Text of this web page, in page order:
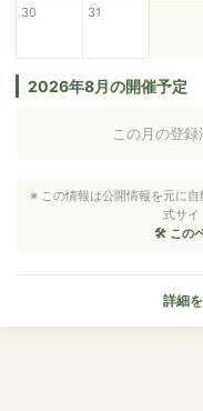
30 31
2026年8月の開催予定
この月の登録
※ この情報は公開情報を元に
式サイ
🛠 この
詳細